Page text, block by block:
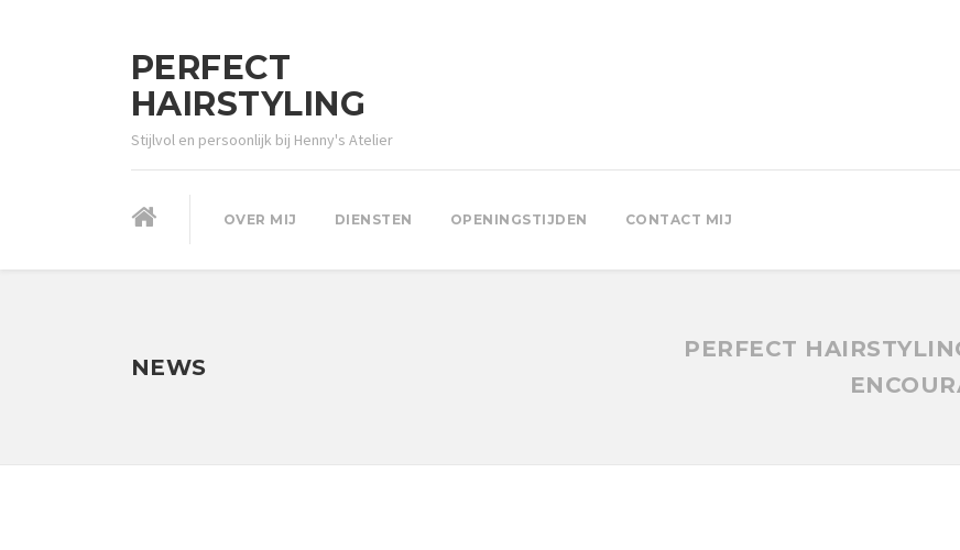
PERFECT
HAIRSTYLING
Stijlvol en persoonlijk bij Henny's Atelier
OVER MIJ DIENSTEN OPENINGSTIJDEN CONTACT MIJ
NEWS
PERFECT